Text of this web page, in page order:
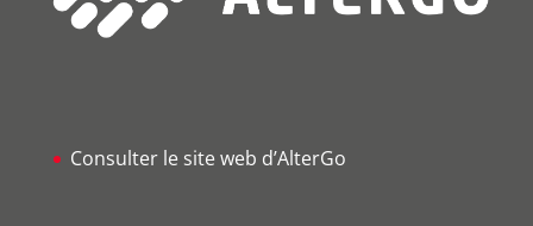
Consulter le site web d’AlterGo